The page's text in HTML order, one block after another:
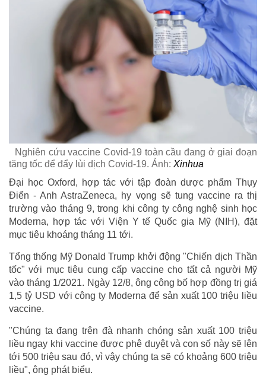
Nghiên cứu vaccine Covid-19 toàn cầu đang ở giai đoạn
tăng tốc để đẩy lùi dịch Covid-19. Ảnh: Xinhua
Đại học Oxford, hợp tác với tập đoàn dược phẩm Thụy
Điển - Anh AstraZeneca, hy vọng sẽ tung vaccine ra thị
trường vào tháng 9, trong khi công ty công nghệ sinh học
Moderna, hợp tác với Viện Y tế Quốc gia Mỹ (NIH), đặt
mục tiêu khoáng tháng 11 tới.
Tổng thống Mỹ Donald Trump khởi động "Chiến dịch Thần
tốc" với mục tiêu cung cấp vaccine cho tất cả người Mỹ
vào tháng 1/2021. Ngày 12/8, ông công bố hợp đồng trị giá
1,5 tỷ USD với công ty Moderna để sản xuất 100 triệu liều
vaccine.
"Chúng ta đang trên đà nhanh chóng sản xuất 100 triệu
liều ngay khi vaccine được phê duyệt và con số này sẽ lên
tới 500 triệu sau đó, vì vậy chúng ta sẽ có khoảng 600 triệu
liều", ông phát biểu.